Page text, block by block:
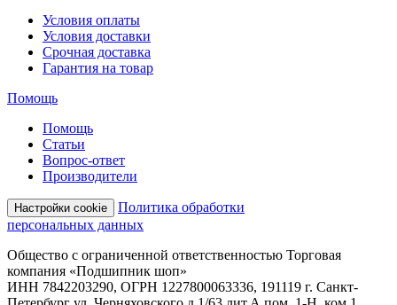
Условия оплаты
Условия доставки
Срочная доставка
Гарантия на товар
Помощь
Помощь
Статьи
Вопрос-ответ
Производители
Настройки cookie
Политика обработки
персональных данных
Общество с ограниченной ответственностью Торговая
компания «Подшипник шоп»
ИНН 7842203290, ОГРН 1227800063336, 191119 г. Санкт-